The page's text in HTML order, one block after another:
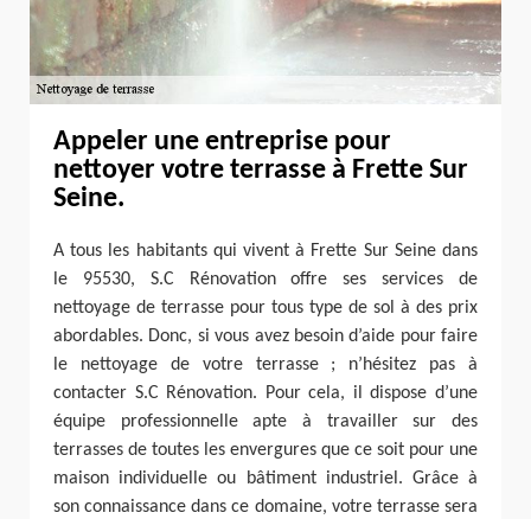
Appeler une entreprise pour
nettoyer votre terrasse à Frette Sur
Seine.
A tous les habitants qui vivent à Frette Sur Seine dans
le 95530, S.C Rénovation offre ses services de
nettoyage de terrasse pour tous type de sol à des prix
abordables. Donc, si vous avez besoin d’aide pour faire
le nettoyage de votre terrasse ; n’hésitez pas à
contacter S.C Rénovation. Pour cela, il dispose d’une
équipe professionnelle apte à travailler sur des
terrasses de toutes les envergures que ce soit pour une
maison individuelle ou bâtiment industriel. Grâce à
son connaissance dans ce domaine, votre terrasse sera